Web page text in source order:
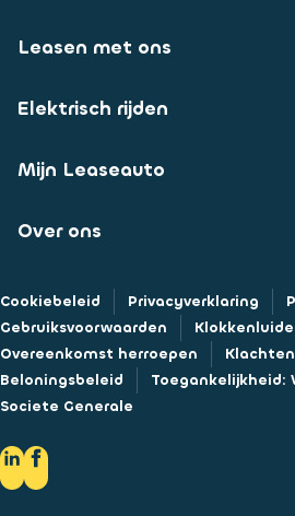
Leasen met ons
Elektrisch rijden
Mijn Leaseauto
Over ons
Cookiebeleid Privacyverklaring
Gebruiksvoorwaarden
Overeenkomst herroepen
Beloningsbeleid
Societe Generale